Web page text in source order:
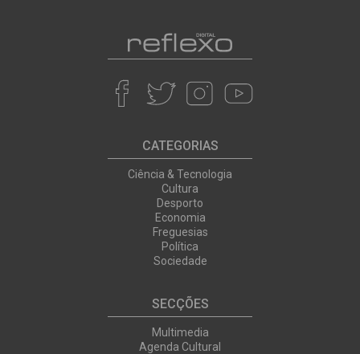
CATEGORIAS
Ciência & Tecnologia
Cultura
Desporto
Economia
Freguesias
Política
Sociedade
SECÇÕES
Multimedia
Agenda Cultural